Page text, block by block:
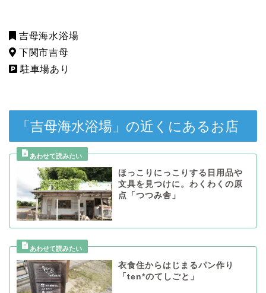
吉母海水浴場
下関市吉母
駐車場あり
「吉母海水浴場」の近くにあるお店
ほっこりにっこりする日用品や
文具を見つけに。わくわくの原
点「つつみ舎」
衣食住からはじまるパン作り
「ten*のてしごと」